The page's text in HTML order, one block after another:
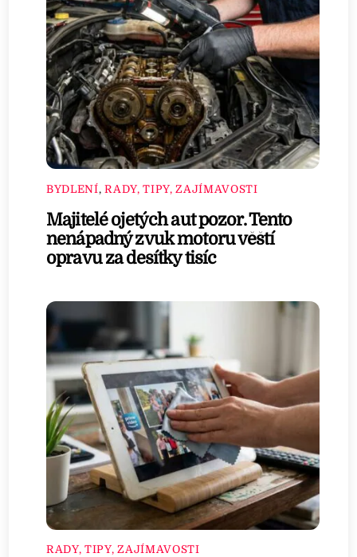
BYDLENÍ,RADY, TIPY, ZAJÍMAVOSTI
Majitelé ojetých aut pozor. Tento
nenápadný zvuk motoru věští
opravu za desítky tisíc
RADY, TIPY, ZAJÍMAVOSTI